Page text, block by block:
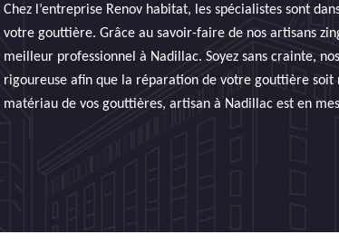
Chez l’entreprise Renov habitat, les spécialistes sont
votre gouttière. Grâce au savoir-faire de nos artisans
meilleur professionnel à Nadillac. Soyez sans crainte,
rigoureuse afin que la réparation de votre gouttière
matériau de vos gouttières, artisan à Nadillac est en